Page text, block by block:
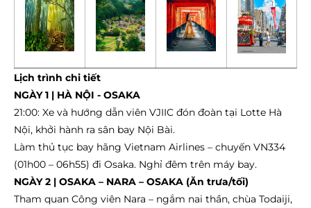
Lịch trình chi tiết
NGÀY 1 | HÀ NỘI - OSAKA
21:00: Xe và hướng dẫn viên VJIIC đón đoàn tại Lotte Hà
Nội, khởi hành ra sân bay Nội Bài.
Làm thủ tục bay hãng Vietnam Airlines – chuyến VN334
(01h00 – 06h55) đi Osaka. Nghỉ đêm trên máy bay.
NGÀY 2 | OSAKA – NARA – OSAKA (Ăn trưa/tối)
Tham quan Công viên Nara – ngắm nai thần, chùa Todaiji,